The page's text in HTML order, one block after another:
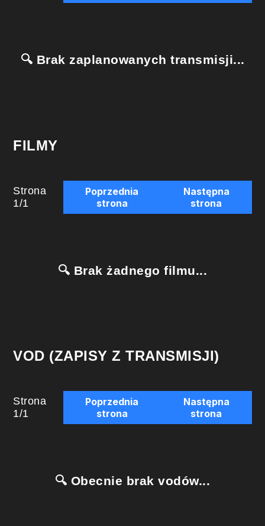
🔍 Brak zaplanowanych transmisji...
FILMY
Strona
1/1
Poprzednia
strona
Następna
strona
🔍 Brak żadnego filmu...
VOD (ZAPISY Z TRANSMISJI)
Strona
1/1
Poprzednia
strona
Następna
strona
🔍 Obecnie brak vodów...